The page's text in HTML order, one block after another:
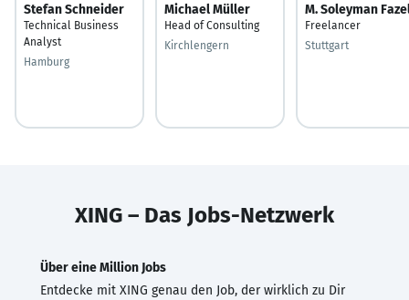
Stefan Schneider
Technical Business
Analyst
Hamburg
Michael Müller
Head of Consulting
Kirchlengern
M. Soleyman
Freelancer
Stuttgart
XING – Das Jobs-Netzwerk
Über eine Million Jobs
Entdecke mit XING genau den Job, der wirklich zu Dir